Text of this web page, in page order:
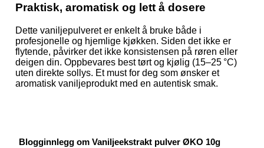
Praktisk, aromatisk og lett å dosere
Dette vaniljepulveret er enkelt å bruke både i
profesjonelle og hjemlige kjøkken. Siden det ikke er
flytende, påvirker det ikke konsistensen på røren eller
deigen din. Oppbevares best tørt og kjølig (15–25 °C)
uten direkte sollys. Et must for deg som ønsker et
aromatisk vaniljeprodukt med en autentisk smak.
Blogginnlegg om Vaniljeekstrakt pulver ØKO 10g